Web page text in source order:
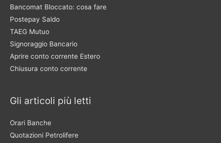
Bancomat Bloccato: cosa fare
Postepay Saldo
TAEG Mutuo
Signoraggio Bancario
Aprire conto corrente Estero
Chiusura conto corrente
Gli articoli più letti
Orari Banche
Quotazioni Petrolifere